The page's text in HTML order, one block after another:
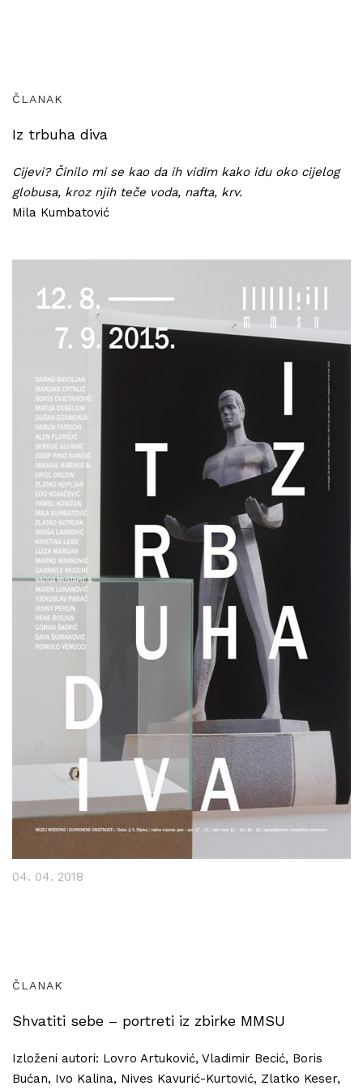
ČLANAK
Iz trbuha diva
Cijevi? Činilo mi se kao da ih vidim kako idu oko cijelog
globusa, kroz njih teče voda, nafta, krv.
Mila Kumbatović
04. 04. 2018
ČLANAK
Shvatiti sebe – portreti iz zbirke MMSU
Izloženi autori: Lovro Artuković, Vladimir Becić, Boris
Bućan, Ivo Kalina, Nives Kavurić-Kurtović, Zlatko Keser,